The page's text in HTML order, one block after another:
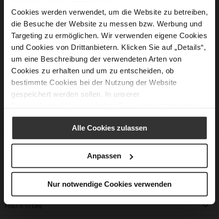
Cookies werden verwendet, um die Website zu betreiben,
die Besuche der Website zu messen bzw. Werbung und
Targeting zu ermöglichen. Wir verwenden eigene Cookies
und Cookies von Drittanbietern. Klicken Sie auf „Details“,
um eine Beschreibung der verwendeten Arten von
Cookies zu erhalten und um zu entscheiden, ob
bestimmte Cookies bei der Nutzung der Website
gespeichert werden sollen. In unserer
Alle Cookies zulassen
Anpassen
Nur notwendige Cookies verwenden
New Customers
Creating an account has many benefits: check out faster, keep
more than one address, track orders and more.
Create an Account
CUSTOMER SERVICE
CONTACT
FIND A STORE